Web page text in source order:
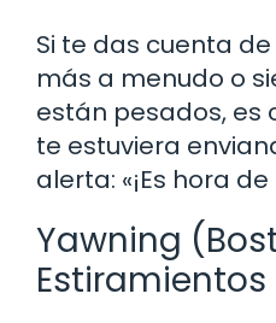
Si te das cuenta
más a menudo o
están pesados, es
te estuviera
alerta: «¡Es hora
Yawning
Estiramientos